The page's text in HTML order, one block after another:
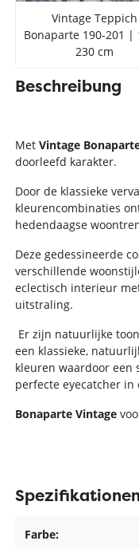
Vintage Teppich
Bonaparte 190-201 |
230 cm
Beschreibung
MetVintage
doorleefd karakter.
Door de klassieke
kleurencombinaties
hedendaagse
Deze gedessineerde
verschillende
eclectisch interieur
uitstraling.
Er zijn natuurlijke
een klassieke,
kleuren waardoor een
perfecte eyecatcher
Bonaparte Vintage
Spezifikationen
Farbe: